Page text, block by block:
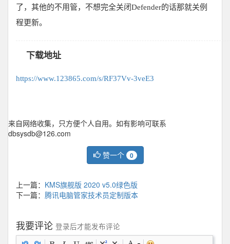
了，其他的不用管，不想完全关闭Defender的话那就关例
程更新。
下载地址
https://www.123865.com/s/RF37Vv-3veE3
来自网络收集，只方便个人自用。如有影响可联系
dbsysdb@126.com
赞一个 0
上一篇： KMS旗舰版 2020 v5.0绿色版
下一篇： 腾讯电脑管家技术员定制版本
我要评论 登录后才能发布评论